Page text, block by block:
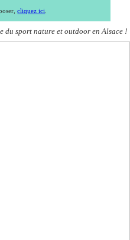
cliquez ici
du sport nature et outdoor en Alsace !